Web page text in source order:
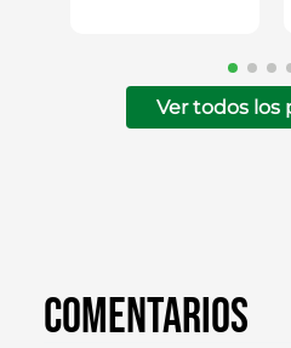
Ver todos los
Comentarios